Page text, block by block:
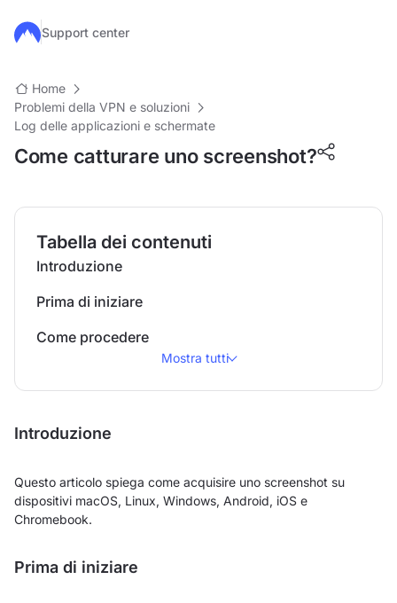
Salta al contenuto principale
Support center
Home
Problemi della VPN e soluzioni
Log delle applicazioni e schermate
Come catturare uno screenshot?
Tabella dei contenuti
Introduzione
Prima di iniziare
Come procedere
Mostra tutti
Introduzione
Questo articolo spiega come acquisire uno screenshot su
dispositivi macOS, Linux, Windows, Android, iOS e
Chromebook.
Prima di iniziare